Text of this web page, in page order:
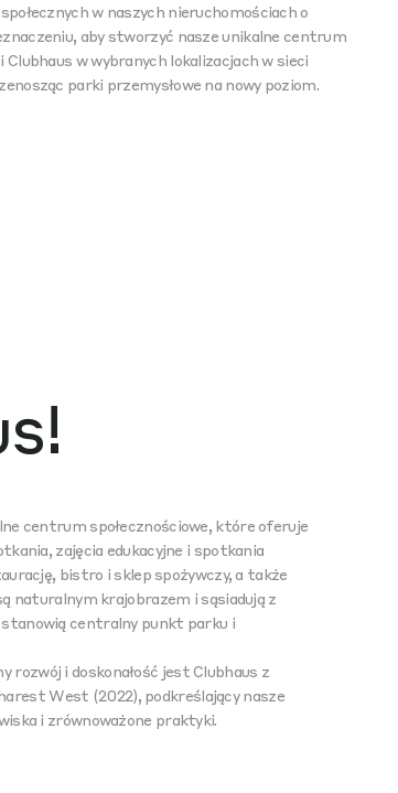
w naszych nieruchomościach o
aby stworzyć nasze unikalne centrum
Clubhaus w wybranych lokalizacjach w sieci
parki przemysłowe na nowy poziom.
centrum społecznościowe, które oferuje
zajęcia edukacyjne i spotkania
bistro i sklep spożywczy, a także
naturalnym krajobrazem i sąsiadują z
centralny punkt parku i
rozwój i doskonałość jest Clubhaus z
West (2022), podkreślający nasze
i zrównoważone praktyki.